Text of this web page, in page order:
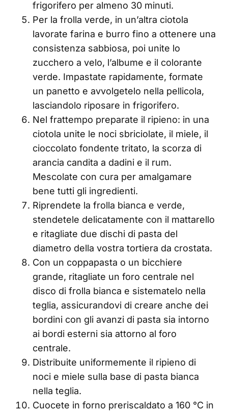
frigorifero per almeno 30 minuti.
Per la frolla verde, in un’altra ciotola
lavorate farina e burro fino a ottenere una
consistenza sabbiosa, poi unite lo
zucchero a velo, l’albume e il colorante
verde. Impastate rapidamente, formate
un panetto e avvolgetelo nella pellicola,
lasciandolo riposare in frigorifero.
Nel frattempo preparate il ripieno: in una
ciotola unite le noci sbriciolate, il miele, il
cioccolato fondente tritato, la scorza di
arancia candita a dadini e il rum.
Mescolate con cura per amalgamare
bene tutti gli ingredienti.
Riprendete la frolla bianca e verde,
stendetele delicatamente con il mattarello
e ritagliate due dischi di pasta del
diametro della vostra tortiera da crostata.
Con un coppapasta o un bicchiere
grande, ritagliate un foro centrale nel
disco di frolla bianca e sistematelo nella
teglia, assicurandovi di creare anche dei
bordini con gli avanzi di pasta sia intorno
ai bordi esterni sia attorno al foro
centrale.
Distribuite uniformemente il ripieno di
noci e miele sulla base di pasta bianca
nella teglia.
Cuocete in forno preriscaldato a 160 °C in